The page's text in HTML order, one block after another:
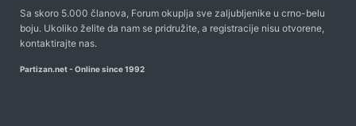
Sa skoro 5.000 članova, Forum okuplja sve zaljubljenike u crno-belu
boju. Ukoliko želite da nam se pridružite, a registracije nisu otvorene,
kontaktirajte nas.
Partizan.net - Online since 1992